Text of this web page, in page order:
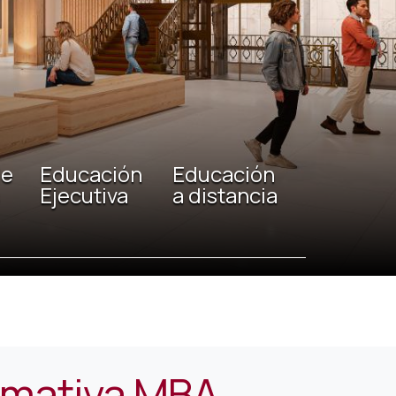
Educación
Ejecutiva
Educación
a distancia